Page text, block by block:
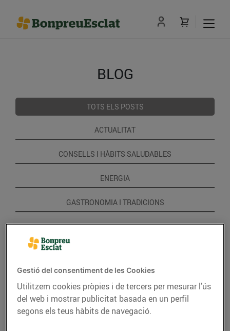
BLOG
TOTS ELS POSTS
ACTUALITAT
CONSELLS I HÀBITS SALUDABLES
ENERGIA
GASTRONOMIA I TRADICIONS
RECEPTES
Gestió del consentiment de les Cookies
Utilitzem cookies pròpies i de tercers per mesurar l’ús
del web i mostrar publicitat basada en un perfil
segons els teus hàbits de navegació.